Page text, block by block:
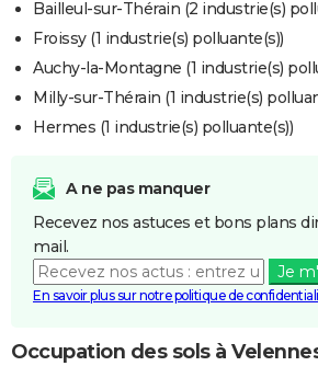
Bailleul-sur-Thérain (2 industrie(s)
Froissy (1 industrie(s) polluante(s))
Auchy-la-Montagne (1 industrie(s)
Milly-sur-Thérain (1 industrie(s)
Hermes (1 industrie(s) polluante(s))
A ne pas manquer
Recevez nos astuces et bons plans
mail.
Je
En savoir plus sur notre politique de
Occupation des sols à